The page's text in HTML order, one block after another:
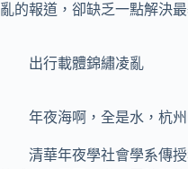
亂的報道，卻缺乏一點解決
出行載體錦繡凌亂
年夜海啊，全是水，杭州
清華年夜學社會學系傳授